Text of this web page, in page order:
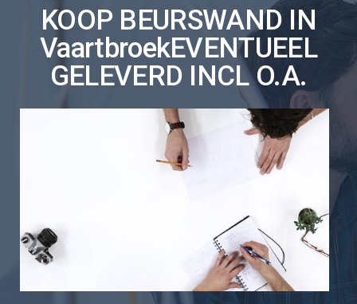
KOOP BEURSWAND IN
VaartbroekEVENTUEEL
GELEVERD INCL O.A.